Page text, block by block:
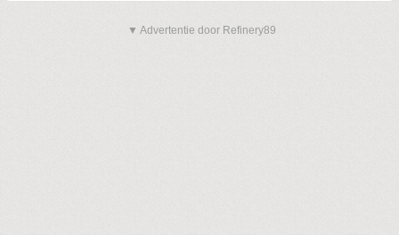
▼ Advertentie door Refinery89